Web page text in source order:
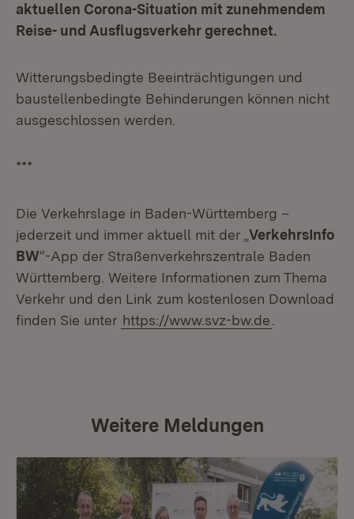
aktuellen Corona-Situation mit zunehmendem
Reise- und Ausflugsverkehr gerechnet.
Witterungsbedingte Beeinträchtigungen und
baustellenbedingte Behinderungen können nicht
ausgeschlossen werden.
***
Die Verkehrslage in Baden-Württemberg –
jederzeit und immer aktuell mit der „ VerkehrsInfo
BW“-App der Straßenverkehrszentrale Baden
Württemberg. Weitere Informationen zum Thema
Verkehr und den Link zum kostenlosen Download
finden Sie unter https://www.svz-bw.de
Weitere Meldungen